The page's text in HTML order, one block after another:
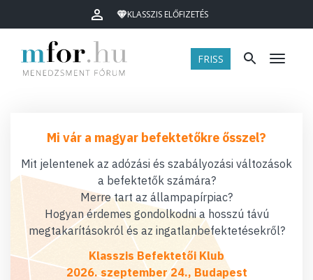
KLASSZIS ELŐFIZETÉS
FRISS Menü
Mi vár a magyar befektetőkre ősszel?
Mit jelentenek az adózási és szabályozási változások
a befektetők számára?
Merre tart az állampapírpiac?
Hogyan érdemes gondolkodni a hosszú távú
megtakarításokról és az ingatlanbefektetésekről?
Klasszis Befektetői Klub
2026. szeptember 24., Budapest